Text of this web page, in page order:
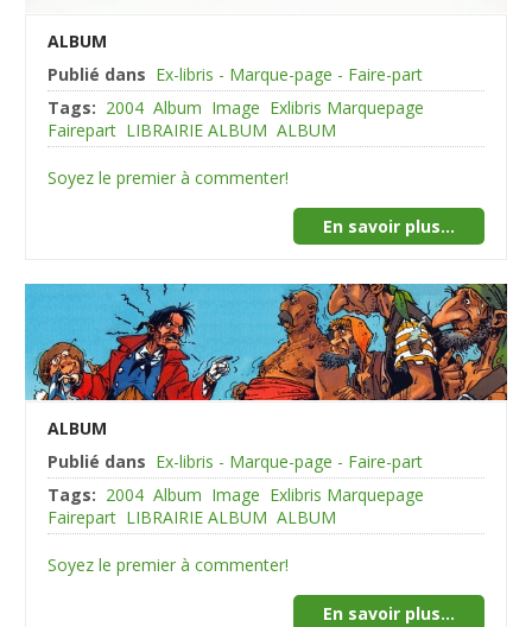
ALBUM
Publié dans Ex-libris - Marque-page - Faire-part
Tags: 2004 Album Image Exlibris Marquepage
Fairepart LIBRAIRIE ALBUM ALBUM
Soyez le premier à commenter!
En savoir plus...
ALBUM
Publié dans Ex-libris - Marque-page - Faire-part
Tags: 2004 Album Image Exlibris Marquepage
Fairepart LIBRAIRIE ALBUM ALBUM
Soyez le premier à commenter!
En savoir plus...